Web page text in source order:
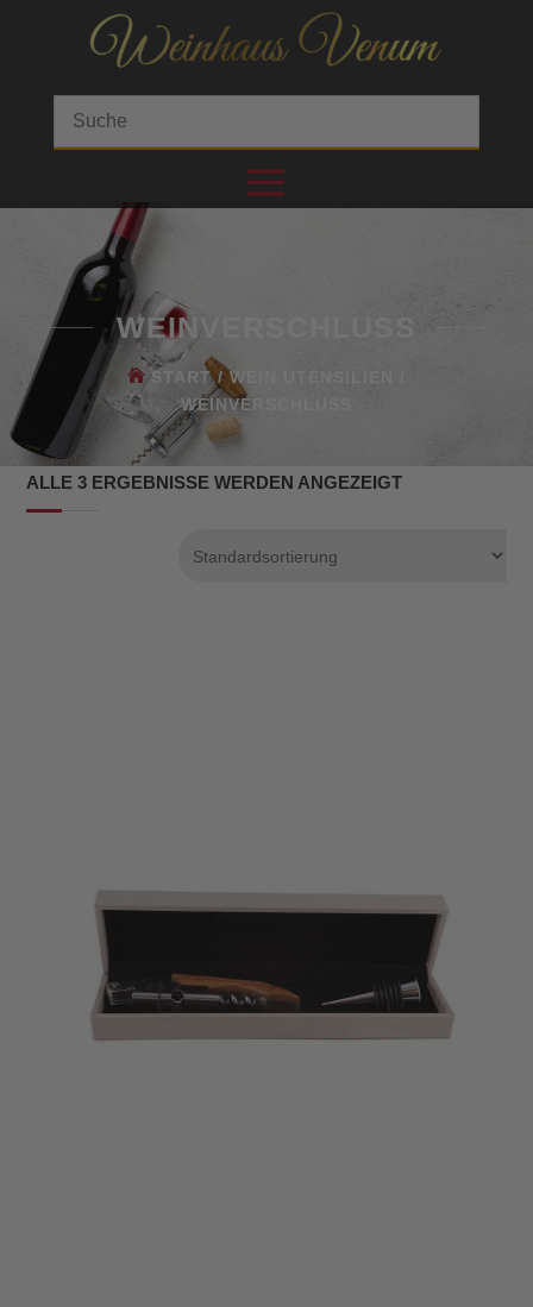
WEINVERSCHLUSS
START/ WEIN UTENSILIEN
WEINVERSCHLUSS
ALLE 3 ERGEBNISSE WERDEN ANGEZEIGT